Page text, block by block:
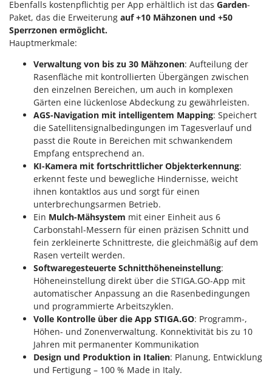
Rührtöpfe mit Elektrischem Rührwerk
Rupfmaschinen
Sämaschinen und Düngerstreuer
Scheibenpflüge
Schneefräsen
Schneeräumer
Schrotmühlen - elektrisch
Schwader für Traktoren
Schweißgeräte
Seilwinden - Motorseilwinden
Sichelmähwerke für Traktoren
Sichelmulcher für Traktoren
Sortierer für Oliven
Sprühgeräte für Pflanzenbehandlung
Stäubegeräte für Traktor
Staubsauger - Elektrobesen
Teppichreiniger und Teppichbodenreiniger
Thermische und mechanische Unkrautbrenner
GreenBay
Greenworks
GRIFO
GVS
GYS
Hailo
Helvi
Henx
HiKOKI
Honda
Idromatic
Il-Tec
Imperia
Infaco
Intec
Intex
Iseki
Italyco
ITM
Ebenfalls kostenpflichtig per App erhältlich ist das Garden-
Paket, das die Erweiterung auf +10 Mähzonen und +50
Sperrzonen ermöglicht.
Hauptmerkmale:
Verwaltung von bis zu 30 Mähzonen: Aufteilung der
Rasenfläche mit kontrollierten Übergängen zwischen
den einzelnen Bereichen, um auch in komplexen
Gärten eine lückenlose Abdeckung zu gewährleisten.
AGS-Navigation mit intelligentem Mapping: Speichert
die Satellitensignalbedingungen im Tagesverlauf und
passt die Route in Bereichen mit schwankendem
Empfang entsprechend an.
KI-Kamera mit fortschrittlicher Objekterkennung:
erkennt feste und bewegliche Hindernisse, weicht
ihnen kontaktlos aus und sorgt für einen
unterbrechungsarmen Betrieb.
Ein Mulch-Mähsystem mit einer Einheit aus 6
Carbonstahl-Messern für einen präzisen Schnitt und
fein zerkleinerte Schnittreste, die gleichmäßig auf dem
Rasen verteilt werden.
Softwaregesteuerte Schnitthöheneinstellung:
Höheneinstellung direkt über die STIGA.GO-App mit
automatischer Anpassung an die Rasenbedingungen
und programmierte Arbeitszyklen.
Volle Kontrolle über die App STIGA.GO: Programm-,
Höhen- und Zonenverwaltung. Konnektivität bis zu 10
Jahren mit permanenter Kommunikation
Design und Produktion in Italien: Planung, Entwicklung
und Fertigung – 100 % Made in Italy.